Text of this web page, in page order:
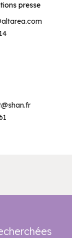
presse